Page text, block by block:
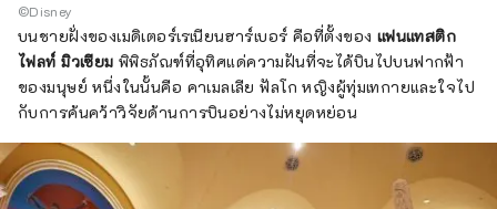
©Disney
บนชายฝั่งของเมดิเตอร์เรเนียนฮาร์เบอร์ คือที่ตั้งของ แฟนแทสติก
ไฟลท์ มิวเซียม พิพิธภัณฑ์ที่อุทิศแด่ความฝันที่จะได้บินไปบนฟากฟ้า
ของมนุษย์ หนึ่งในนั้นคือ คาเมลเลีย ฟัลโก หญิงผู้ทุ่มเทกายและใจไป
กับการค้นคว้าวิจัยด้านการบินอย่างไม่หยุดหย่อน